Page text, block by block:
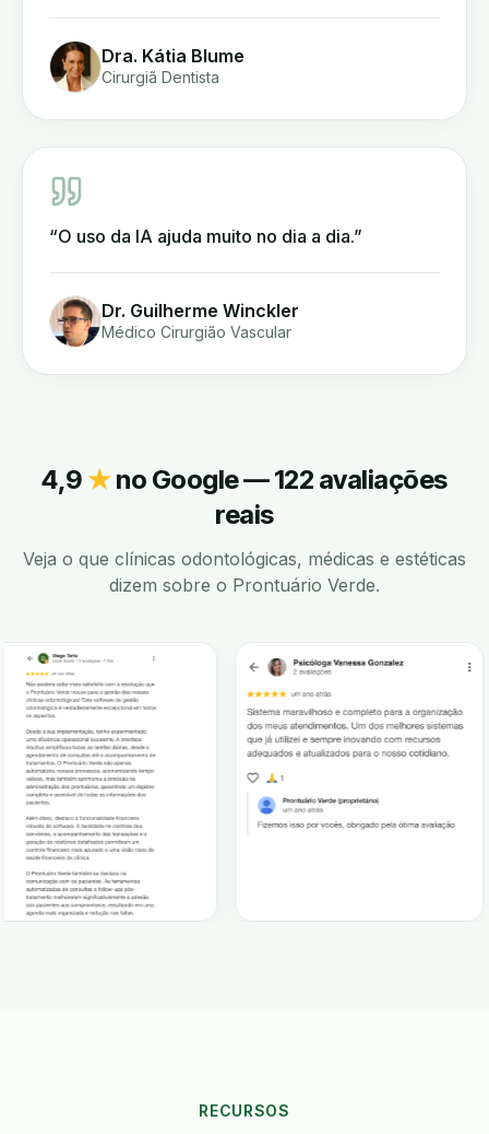
Dra. Kátia Blume
Cirurgiã Dentista
“O uso da IA ajuda muito no dia a dia.”
Dr. Guilherme Winckler
Médico Cirurgião Vascular
4,9 ★no Google — 122 avaliações
reais
Veja o que clínicas odontológicas, médicas e estéticas
dizem sobre o Prontuário Verde.
RECURSOS